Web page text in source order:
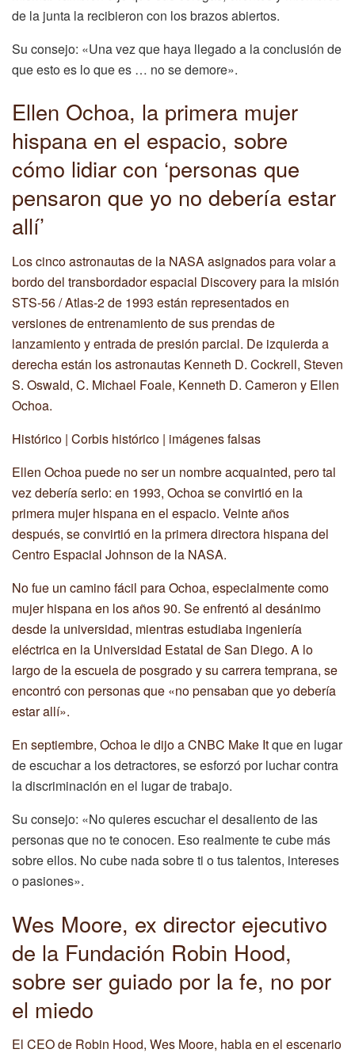
de la junta la recibieron con los brazos abiertos.
Su consejo: «Una vez que haya llegado a la conclusión de
que esto es lo que es … no se demore».
Ellen Ochoa, la primera mujer
hispana en el espacio, sobre
cómo lidiar con ‘personas que
pensaron que yo no debería estar
allí’
Los cinco astronautas de la NASA asignados para volar a
bordo del transbordador espacial Discovery para la misión
STS-56 / Atlas-2 de 1993 están representados en
versiones de entrenamiento de sus prendas de
lanzamiento y entrada de presión parcial. De izquierda a
derecha están los astronautas Kenneth D. Cockrell, Steven
S. Oswald, C. Michael Foale, Kenneth D. Cameron y Ellen
Ochoa.
Histórico | Corbis histórico | imágenes falsas
Ellen Ochoa puede no ser un nombre acquainted, pero tal
vez debería serlo: en 1993, Ochoa se convirtió en la
primera mujer hispana en el espacio. Veinte años
después, se convirtió en la primera directora hispana del
Centro Espacial Johnson de la NASA.
No fue un camino fácil para Ochoa, especialmente como
mujer hispana en los años 90. Se enfrentó al desánimo
desde la universidad, mientras estudiaba ingeniería
eléctrica en la Universidad Estatal de San Diego. A lo
largo de la escuela de posgrado y su carrera temprana, se
encontró con personas que «no pensaban que yo debería
estar allí».
En septiembre, Ochoa le dijo a CNBC Make Itque en lugar
de escuchar a los detractores, se esforzó por luchar contra
la discriminación en el lugar de trabajo.
Su consejo: «No quieres escuchar el desaliento de las
personas que no te conocen. Eso realmente te cube más
sobre ellos. No cube nada sobre ti o tus talentos, intereses
o pasiones».
Wes Moore, ex director ejecutivo
de la Fundación Robin Hood,
sobre ser guiado por la fe, no por
el miedo
El CEO de Robin Hood, Wes Moore, habla en el escenario